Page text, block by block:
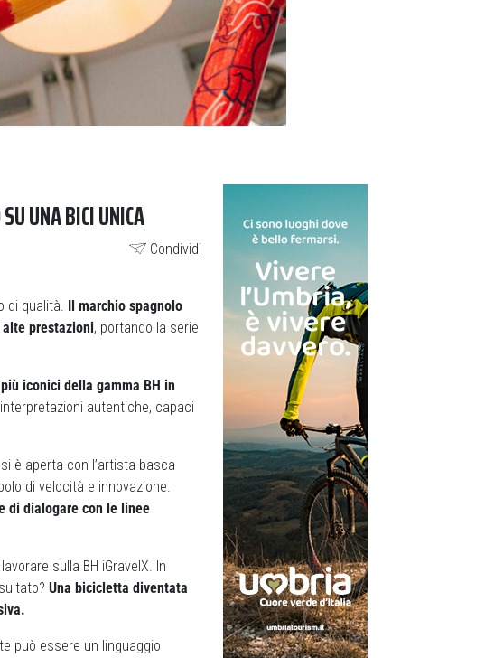
UNA BICI UNICA
Condividi
di qualità.
Il marchio spagnolo
prestazioni, portando la serie
iconici della gamma BH in
autentiche, capaci
è aperta con l’artista basca
di velocità e innovazione.
di dialogare con le linee
sulla BH iGravelX. In
Una bicicletta diventata
può essere un linguaggio